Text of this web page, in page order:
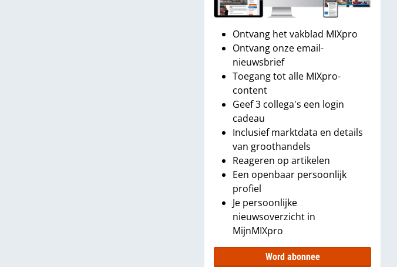
Ontvang het vakblad MIXpro
Ontvang onze email-
nieuwsbrief
Toegang tot alle MIXpro-
content
Geef 3 collega's een login
cadeau
Inclusief marktdata en details
van groothandels
Reageren op artikelen
Een openbaar persoonlijk
profiel
Je persoonlijke
nieuwsoverzicht in
MijnMIXpro
Word abonnee